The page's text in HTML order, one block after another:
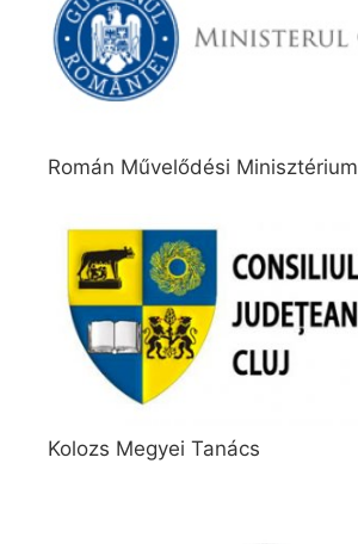
Román Művelődési Minisztérium
Kolozs Megyei Tanács